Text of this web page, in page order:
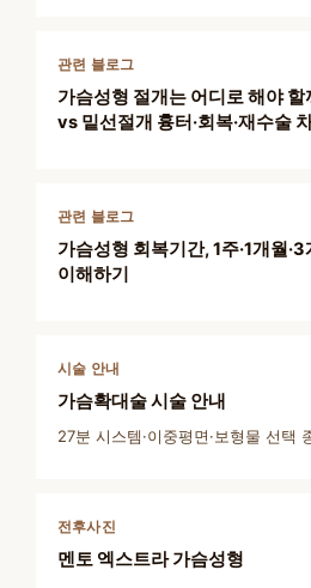
관련 블로그
가슴성형 절개는 어디로 해야
vs 밑선절개 흉터·회복·재수술
관련 블로그
가슴성형 회복기간, 1주·1개월
이해하기
시술 안내
가슴확대술 시술 안내
27분 시스템·이중평면·보형물 선택
전후사진
멘토 엑스트라 가슴성형